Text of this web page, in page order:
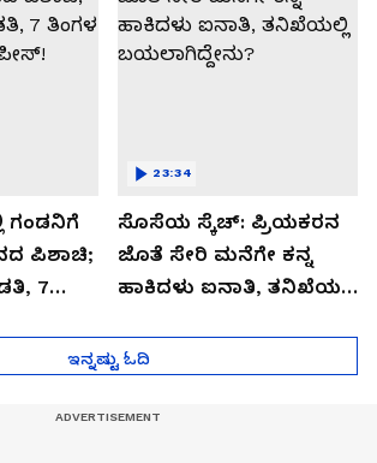
ಗಂಡನಿಗೆ
ಪಿಶಾಚಿ;
7
ಸೊಸೆಯ ಸ್ಕೆಚ್: ಪ್ರಿಯಕರನ
ಜೊತೆ ಸೇರಿ ಮನೆಗೇ ಕನ್ನ
ಹಾಕಿದಳು ಐನಾತಿ, ತನಿಖೆಯಲ್ಲಿ
23:34
ಇನ್ನಷ್ಟು ಓದಿ